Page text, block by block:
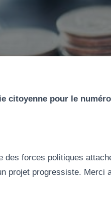
citoyenne pour le
des forces politiques
projet progressiste. Merci